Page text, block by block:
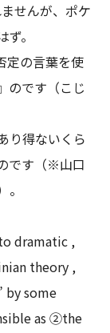
せんが、ポケ
。
定の言葉を使
のです（こじ
り得ないくら
です（※山口
dramatic ,
theory ,
some
as ②the